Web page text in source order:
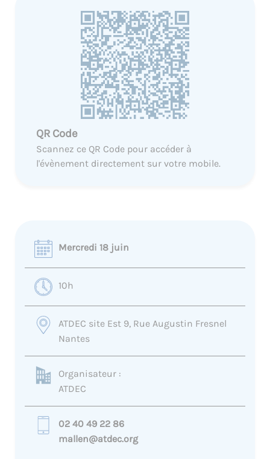
QR Code
Scannez ce QR Code pour accéder à
l'évènement directement sur votre mobile.
Mercredi 18 juin
10h
ATDEC site Est 9, Rue Augustin Fresnel
Nantes
Organisateur :
ATDEC
02 40 49 22 86
mallen@atdec.org